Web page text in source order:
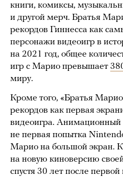
книги, комиксы,
и другой мерч. Братья
рекордов Гиннесса как
персонажи видеоигр в
на 2021 год, общее
игр с Марио превышает
миру.
Кроме того, «Братья
рекордов как первая
видеоигра.
не первая попытка
Марио на большой экран.
на новую киноверсию
спустя 30 лет после